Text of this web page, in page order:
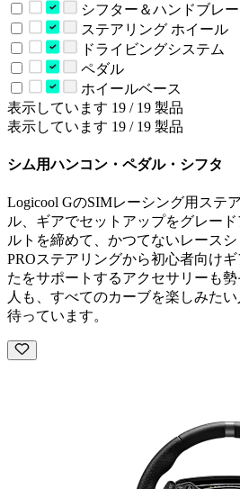
シフター＆ハンドブレ
ステアリング ホイール
ドライビングシステム
ペダル
ホイールベース
表示しています 19 / 19 製品
表示しています 19 / 19 製品
シム用ハンコン・ペダル・シフタ
Logicool GのSIMレーシング用ステ
ル、ギアでセットアップをグレー
ルトを締めて、かつてないレースシ
PROステアリングから初心者向け
たをサポートするアクセサリーも
人も、すべてのカーブを楽しみた
待っています。